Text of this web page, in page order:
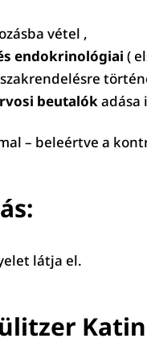
vétel ,
endokrinológiai (
beutalókadása
– beleértve a
látja el.